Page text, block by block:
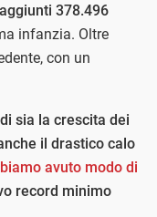
378.496
infanzia. Oltre
con un
sia la crescita dei
il drastico calo
avuto modo di
record minimo